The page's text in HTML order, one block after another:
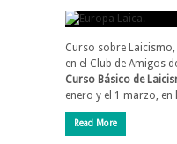
Curso sobre Laicismo,
en el Club de Amigos
Curso Básico de
enero y el 1 marzo, en
Read More